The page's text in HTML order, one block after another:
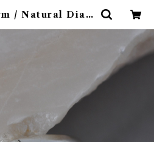
/ Natural Diam